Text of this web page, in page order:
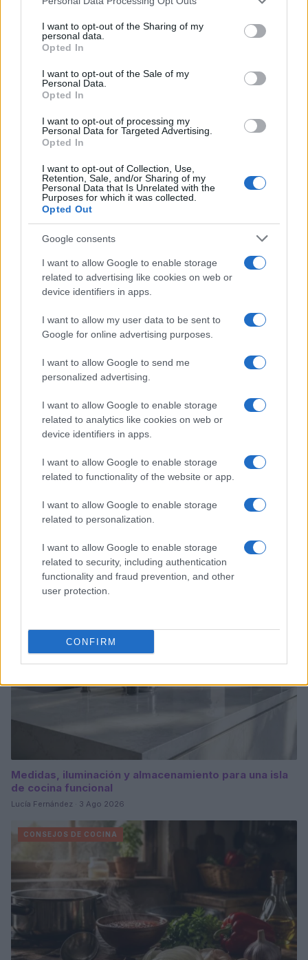
not limited to your visit or usage behaviour. You may click to
grant or deny consent to Google and its third-party tags to
use your data for below specified purposes in below Google
consent section.
I want to opt-out of the Sharing of my
personal data.
Opted In
I want to opt-out of the Sale of my
Personal Data.
Opted In
I want to opt-out of processing my
Personal Data for Targeted Advertising.
Opted In
I want to opt-out of Collection, Use,
Retention, Sale, and/or Sharing of my
Personal Data that Is Unrelated with the
Purposes for which it was collected.
Opted Out
Google consents
I want to allow Google to enable storage
related to advertising like cookies on web or
device identifiers in apps.
I want to allow my user data to be sent to
Google for online advertising purposes.
I want to allow Google to send me
personalized advertising.
I want to allow Google to enable storage
related to analytics like cookies on web or
device identifiers in apps.
I want to allow Google to enable storage
related to functionality of the website or app.
I want to allow Google to enable storage
related to personalization.
I want to allow Google to enable storage
related to security, including authentication
functionality and fraud prevention, and other
user protection.
CONFIRM
María Vázquez
María Vázquez, zaragozana de 38 años con
cubierto la crecida del Ebro en 2015 desde la
ribera del Actur. Afirma la necesidad de rigor
Historia por la Universidad de Zaragoza y
mantiene una columna semanal sobre vida
urbana y políticas públicas.
Sigue leyendo
CONSEJOS DE COCINA
Medidas, iluminación y almacenamiento para una isla
de cocina funcional
Lucía Fernández · 3 Ago 2026
CONSEJOS DE COCINA